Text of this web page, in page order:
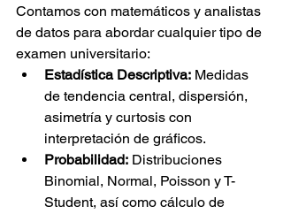
Contamos con matemáticos y analistas
de datos para abordar cualquier tipo de
examen universitario:
Estadística Descriptiva: Medidas
de tendencia central, dispersión,
asimetría y curtosis con
interpretación de gráficos.
Probabilidad: Distribuciones
Binomial, Normal, Poisson y T-
Student, así como cálculo de